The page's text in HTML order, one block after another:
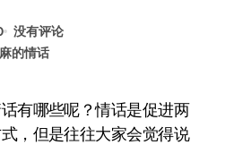
没有评论
的情话
，但是往往大家会觉得说